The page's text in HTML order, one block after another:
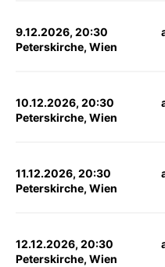
9.12.2026, 20:30
Peterskirche, Wien
10.12.2026, 20:30
Peterskirche, Wien
11.12.2026, 20:30
Peterskirche, Wien
12.12.2026, 20:30
Peterskirche, Wien